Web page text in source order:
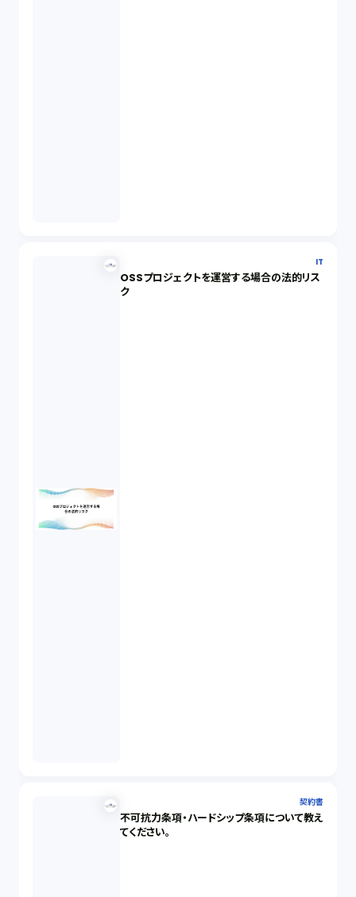
IT
OSSプロジェクトを運営する場合の法的リス
ク
契約書
不可抗力条項・ハードシップ条項について教え
てください。